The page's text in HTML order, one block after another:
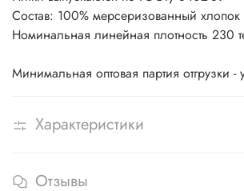
Состав: 100% мерсеризованный хлопок
Номинальная линейная плотность 230
Минимальная оптовая партия отгрузки -
Характеристики
Отзывы